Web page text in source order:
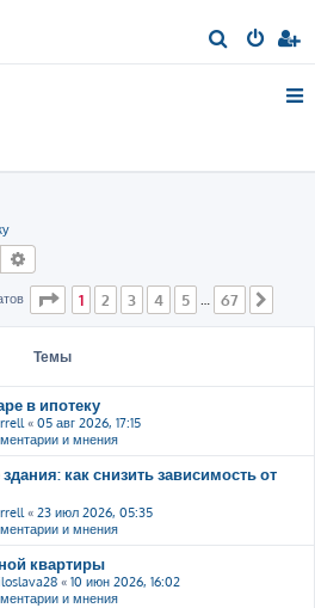
о
Поиск
Страница из 67
1 2 3 4 5 67
Темы
в ипотеку
« 05 авг 2026, 17:15
и мнения
как снизить зависимость от
« 23 июл 2026, 05:35
и мнения
квартиры
« 10 июн 2026, 16:02
и мнения